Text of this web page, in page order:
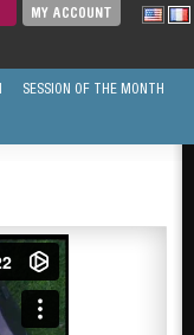
MY ACCOUNT
SESSION OF THE MONTH